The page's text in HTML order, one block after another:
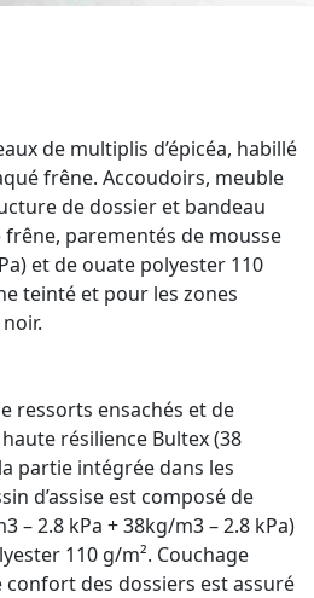
de multiplis d’épicéa, habillé
frêne. Accoudoirs, meuble
de dossier et bandeau
frêne, parementés de mousse
et de ouate polyester 110
teinté et pour les zones
ressorts ensachés et de
résilience Bultex (38
partie intégrée dans les
d’assise est composé de
– 2.8 kPa + 38kg/m3 – 2.8 kPa)
110 g/m². Couchage
confort des dossiers est assuré